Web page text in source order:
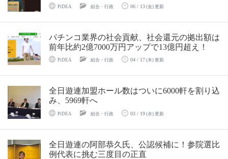
PiDEA 組合・行政 06 / 13(金) 更新
パチンコ業界の社会貢献、社会還元の拠出額は
前年比約2億7000万円アップで13億円超え！
PiDEA 組合・行政 04 / 17(木) 更新
全日遊連加盟ホール数はついに6000軒を割り込
み、5969軒へ
PiDEA 組合・行政 03 / 19(水) 更新
全日遊連の阿部恭久氏、公認候補に！参院選比
例代表に挑む三度目の正直